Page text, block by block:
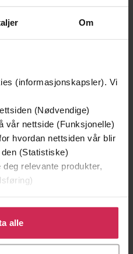
Om
(informasjonskapsler). Vi
(Nødvendige)
vår nettside (Funksjonelle)
hvordan nettsiden vår blir
(Statistiske)
relevante produkter,
oss ditt samtykke til å
Du kan også
formål ved å klikke
alle
236,-
Beyond the Wild River